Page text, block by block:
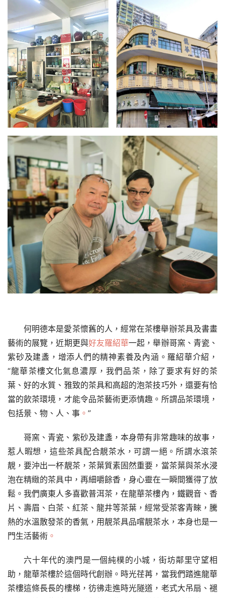
何明德本是愛茶懷舊的人，經常在茶樓舉辦茶具及書畫
藝術的展覽，近期更與好友羅紹華一起，舉辦哥窯、青瓷、
紫砂及建盞，增添人們的精神素養及內涵。羅紹華介紹，
“龍華茶樓文化氣息濃厚，我們品茶，除了要求有好的茶
葉、好的水質、雅致的茶具和高超的泡茶技巧外，還要有恰
當的飲茶環境，才能令品茶藝術更添情趣。所謂品茶環境，
包括景、物、人、事 。 ”
哥窯、青瓷、紫砂及建盞，本身帶有非常趣味的故事，
惹人暇想，這些茶具配合靚茶水，可謂一絕。所謂水滾茶
靚，要沖出一杯靚茶，茶葉質素固然重要，當茶葉與茶水浸
泡在精緻的茶具中，再細嚼餘香，身心靈在一瞬間獲得了放
鬆。我們廣東人多喜歡普洱茶，在龍華茶樓內，鐵觀音、香
片、壽眉、白茶、紅茶、龍井等茶葉，經常受茶客青睞，騰
熱的水溫散發茶的香氣，用靚茶具品嚐靚茶水，本身也是一
門生活藝術 。
六十年代的澳門是一個純樸的小城，街坊鄰里守望相
助，龍華茶樓於這個時代創辦。時光荏苒，當我們踏進龍華
茶樓這條長長的樓梯，彷彿走進時光隧道，老式大吊扇、褪